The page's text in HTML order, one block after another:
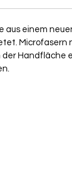
einem